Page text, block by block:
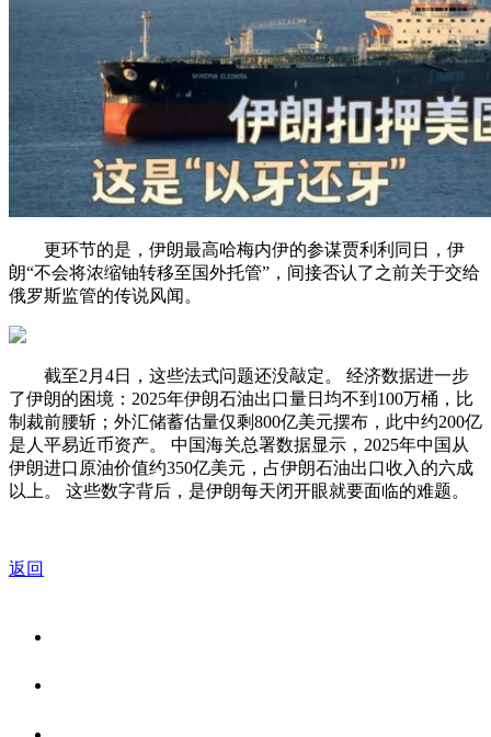
更环节的是，伊朗最高哈梅内伊的参谋贾利利同日，伊
朗“不会将浓缩铀转移至国外托管”，间接否认了之前关于交给
俄罗斯监管的传说风闻。
截至2月4日，这些法式问题还没敲定。 经济数据进一步
了伊朗的困境：2025年伊朗石油出口量日均不到100万桶，比
制裁前腰斩；外汇储蓄估量仅剩800亿美元摆布，此中约200亿
是人平易近币资产。 中国海关总署数据显示，2025年中国从
伊朗进口原油价值约350亿美元，占伊朗石油出口收入的六成
以上。 这些数字背后，是伊朗每天闭开眼就要面临的难题。
返回